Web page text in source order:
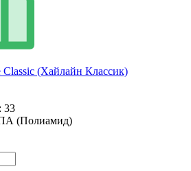
(Хайлайн Классик)
33
(Полиамид)